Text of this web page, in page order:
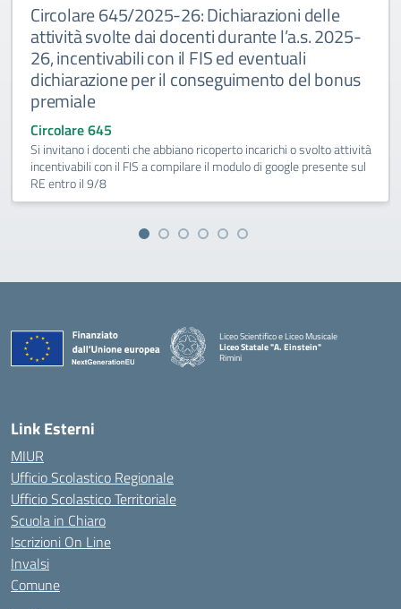
Circolare 645/2025-26: Dichiarazioni delle
attività svolte dai docenti durante l’a.s. 2025-
26, incentivabili con il FIS ed eventuali
dichiarazione per il conseguimento del bonus
premiale
Circolare 645
Si invitano i docenti che abbiano ricoperto incarichi o svolto attività
incentivabili con il FIS a compilare il modulo di google presente sul
RE entro il 9/8
Liceo Scientifico e Liceo Musicale
Liceo Statale "A. Einstein"
Rimini
Link Esterni
MIUR
Ufficio Scolastico Regionale
Ufficio Scolastico Territoriale
Scuola in Chiaro
Iscrizioni On Line
Invalsi
Comune